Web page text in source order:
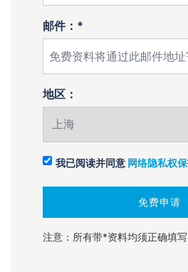
邮件：*
地区：
我已阅读并同意 网络隐私权
注意：所有带*资料均须正确填写